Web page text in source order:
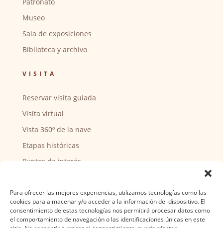
Para ofrecer las mejores experiencias, utilizamos tecnologías como las
cookies para almacenar y/o acceder a la información del dispositivo. El
consentimiento de estas tecnologías nos permitirá procesar datos como
el comportamiento de navegación o las identificaciones únicas en este
Museo
Sala de exposiciones
Biblioteca y archivo
VISITA
Reservar visita guiada
Visita virtual
Vista 360º de la nave
Etapas históricas
Puntos de interés
Actividades y horarios
Ser voluntario